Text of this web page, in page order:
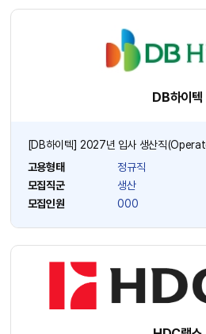
DB하이텍
[DB하이텍] 2027년 입사 생산직
고용형태
정규직
모집직군
생산
모집인원
000